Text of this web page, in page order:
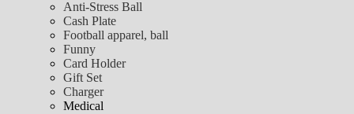
Anti-Stress Ball
Cash Plate
Football apparel, ball
Funny
Card Holder
Gift Set
Charger
Medical